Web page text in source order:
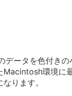
データを色付き
環境に
ります。